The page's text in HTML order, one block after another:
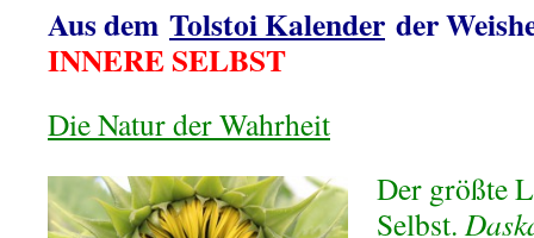
Aus dem Tolstoi Kalender der
INNERE SELBST
Die Natur der Wahrheit
Der größte
Selbst.